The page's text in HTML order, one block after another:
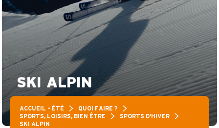
SKI ALPIN
ACCUEIL – ÉTÉ
QUOI FAIRE ?
SPORTS, LOISIRS, BIEN ÊTRE
SPORTS D’HIVER
SKI ALPIN